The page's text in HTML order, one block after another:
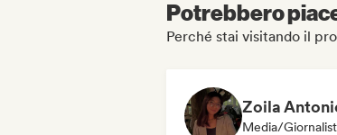
Potrebbero
Perché stai visitando il
Zoila
Media/